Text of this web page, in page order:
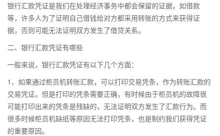
银行汇款凭证是我们在处理经济事务中都会保留的证据，如借款
等，许多人为了证明自己借钱给对方都采用转账的方式来获得证
据，否则可能无法证明双方发生了借贷关系。
二、银行汇款凭证有哪些
一般来说，银行汇款凭证有以下几个方面：
1、如果通过柜员机转账汇款，可以打印交易凭条，作为转账汇款的
交易凭证。但是打印的凭条需要正确，有时候由于柜员机的故障很
可能打印出来的凭条是残缺的，无法证明双方发生了汇款行为。而
很多时候柜员机缺纸等原因无法打印凭条，也是制约我们获得凭证
的重要原因。